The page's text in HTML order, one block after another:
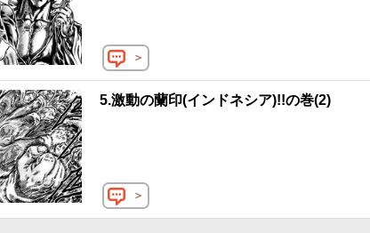
＞
5.激動の蘭印(インドネシア)!!の巻(2)
＞